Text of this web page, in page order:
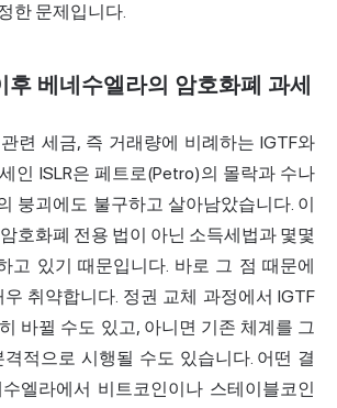
한 문제입니다.
후 베네수엘라의 암호화폐 과세
련 세금, 즉 거래량에 비례하는 IGTF와
인 ISLR은 페트로(Petro)의 몰락과 수나
붕괴에도 불구하고 살아남았습니다. 이
호화폐 전용 법이 아닌 소득세법과 몇몇
고 있기 때문입니다. 바로 그 점 때문에
취약합니다. 정권 교체 과정에서 IGTF
바뀔 수도 있고, 아니면 기존 체계를 그
적으로 시행될 수도 있습니다. 어떤 결
엘라에서 비트코인이나 스테이블코인